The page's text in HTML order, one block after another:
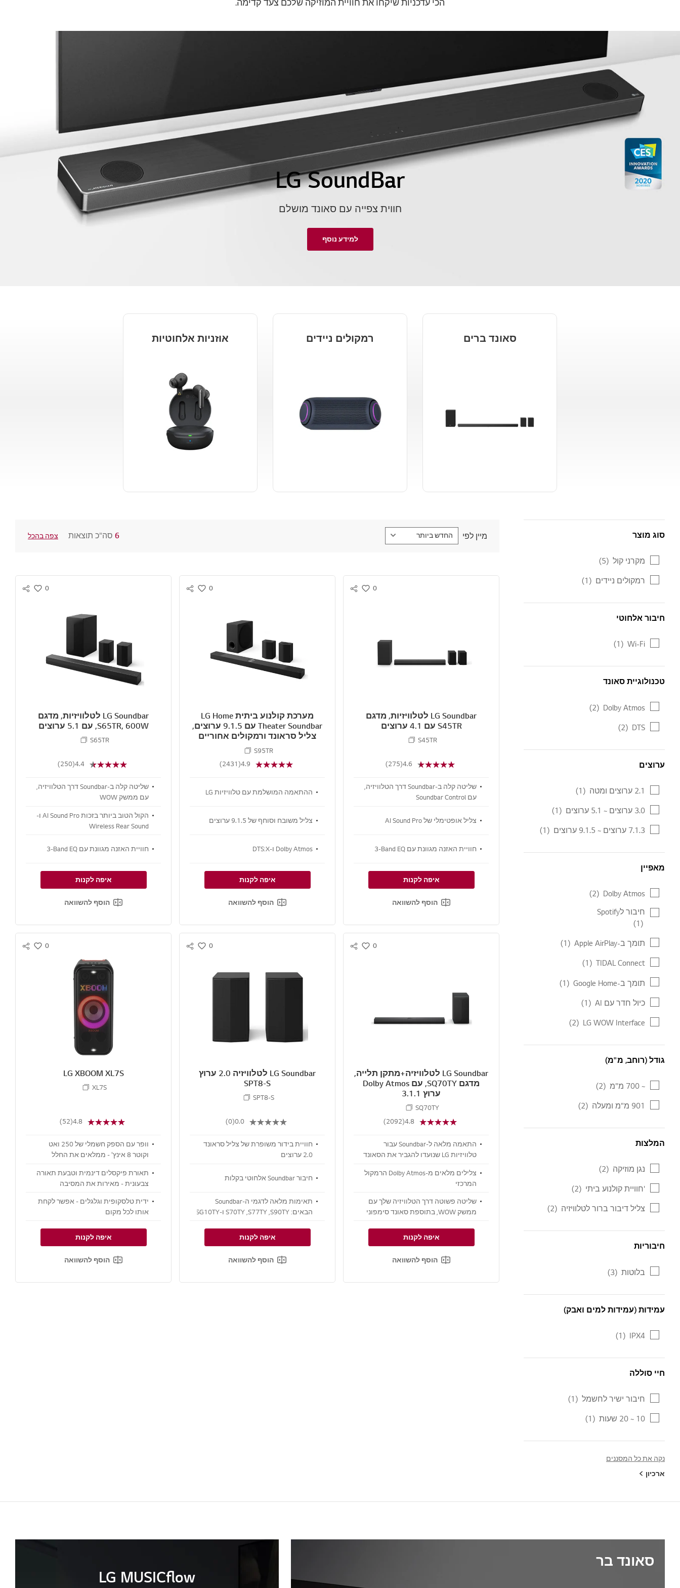
LG SoundBar
חווית צפייה עם סאונד מושלם
למידע נוסף
סאונד ברים רמקולים ניידים אוזניות אלחוטיות
סוג מוצר
סוג מוצר
מקרני קול (5)
רמקולים ניידים (1)
חיבור אלחוטי
חיבור אלחוטי
Wi-Fi
(1)
טכנולוגיית סאונד
טכנולוגיית סאונד
Dolby Atmos
(2)
DTS
(2)
ערוצים
ערוצים
2.1 ערוצים ומטה
(1)
3.0 ערוצים ~ 5.1 ערוצים
(1)
7.1.3 ערוצים ~ 9.1.5 ערוצים
(1)
מאפיין
מאפיין
Dolby Atmos
(2)
חיבור לSpotify
(1)
תומך ב-Apple AirPlay
(1)
TIDAL Connect
(1)
תומך ב-Google Home
(1)
כיול חדר עם AI
(1)
LG WOW Interface
(2)
גודל (רוחב, מ"מ)
גודל (רוחב, מ"מ)
~ 700 מ"מ
(2)
901 מ"מ ומעלה
(2)
המלצות
המלצות
נגן מוזיקה (2)
'חוויית קולנוע ביתי (2)
צליל דיבור ברור לטלוויזיה (2)
חיבוריות
חיבוריות
בלוטות (3)
עמידות (עמידות למים ואבק)
עמידות (עמידות למים ואבק)
IPX4
(1)
חיי סוללה
חיי סוללה
חיבור ישיר לחשמל (1)
10 ~ 20 שעות
(1)
נקה את כל המסננים
ארכיון
מיין לפי החדש ביותר 6 סה"כ תוצאות צפה בהכל
0
S
LG Soundbar לטלוויזיות, מדגם
S45TR עם 4.1 ערוצים
S45TR
4.6
(275)
שליטה קלה ב-Soundbar דרך הטלוויזיה,
עם Soundbar Control
צליל אופטימלי של AI Sound Pro
חוויית האזנה מגוונת עם ‏‎3-Band EQ
איפה לקנות
הוסף להשוואה
0
S
מערכת קולנוע ביתית LG Home
Theater Soundbar עם 9.1.5 ערוצים,
צליל סראונד ורמקולים אחוריים
מדגם S95TR
S95TR
4.9
(2431)
ההתאמה המושלמת עם טלוויזיות LG
צליל משובח וסוחף של 9.1.5 ערוצים
Dolby Atmos ו-DTS:X
איפה לקנות
הוסף להשוואה
0
S
LG Soundbar לטלוויזיות, מדגם
S65TR, 600W, עם 5.1 ערוצים
S65TR
4.4
(250)
שליטה קלה ב-Soundbar דרך הטלוויזיה,
עם ממשק WOW
הקול הטוב ביותר בזכות AI Sound Pro ו-
Wireless Rear Sound
חוויית האזנה מגוונת עם ‏‎3-Band EQ
איפה לקנות
הוסף להשוואה
0
S
LG Soundbar לטלוויזיה+מתקן תלייה,
מדגם SQ70TY, עם Dolby Atmos
ערוץ 3.1.1
SQ70TY
4.8
(2092)
התאמה מלאה ל-Soundbar עבור
טלוויזיות LG שנועדו להגביר את הסאונד
הנוחה של LG QNED
צלילים מלאים מ-Dolby Atmos הרמקול
המרכזי
שליטה פשוטה דרך הטלוויזיה שלך עם
ממשק WOW, בתוספת סאונד סימפוני
איפה לקנות
הוסף להשוואה
0
S
LG Soundbar לטלוויזיה 2.0 ערוץ
SPT8-S
SPT8-S
0.0
(0)
חוויית בידור משופרת של צליל סראונד
2.0 ערוצים
חיבור Soundbar אלחוטי בקלות
תאימות מלאה לדגמי ה-Soundbar‏
הבאים: S90TY,‏ S77TY,‏ S70TY ו-SG10TY
איפה לקנות
הוסף להשוואה
0
S
LG XBOOM XL7S
XL7S
4.8
(52)
וופר עם הספק חשמלי של 250 ואט
וקוטר 8 אינץ' - ממלאים את החלל
תאורת פיקסלים דינמית וטבעת תאורה
צבעונית - מאירות את המסיבה
ידית טלסקופית וגלגלים - אפשר לקחת
אותו לכל מקום
איפה לקנות
הוסף להשוואה
LG MUSICflow
סאונד בר